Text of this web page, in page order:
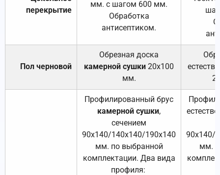
перекрытие
мм. с шагом 600 мм.
Обработка
антисептиком.
Пол черновой
Обрезная доска
камерной сушки 20х100
мм.
Профилированный брус
камерной сушки,
сечением
90х140/140х140/190х140
мм. по выбранной
комплектации. Два вида
профиля:
90х140/
мм.